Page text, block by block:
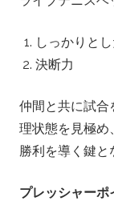
しっかりと
決断力
仲間と共に試合
理状態を見極め
勝利を導く鍵と
プレッシャー